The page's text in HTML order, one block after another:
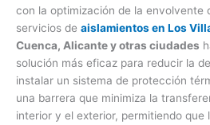
con la optimización de la envolvente
servicios de aislamientos en Los
Cuenca, Alicante y otras ciudades
solución más eficaz para reducir la
instalar un sistema de protección
una barrera que minimiza la
interior y el exterior, permitiendo que